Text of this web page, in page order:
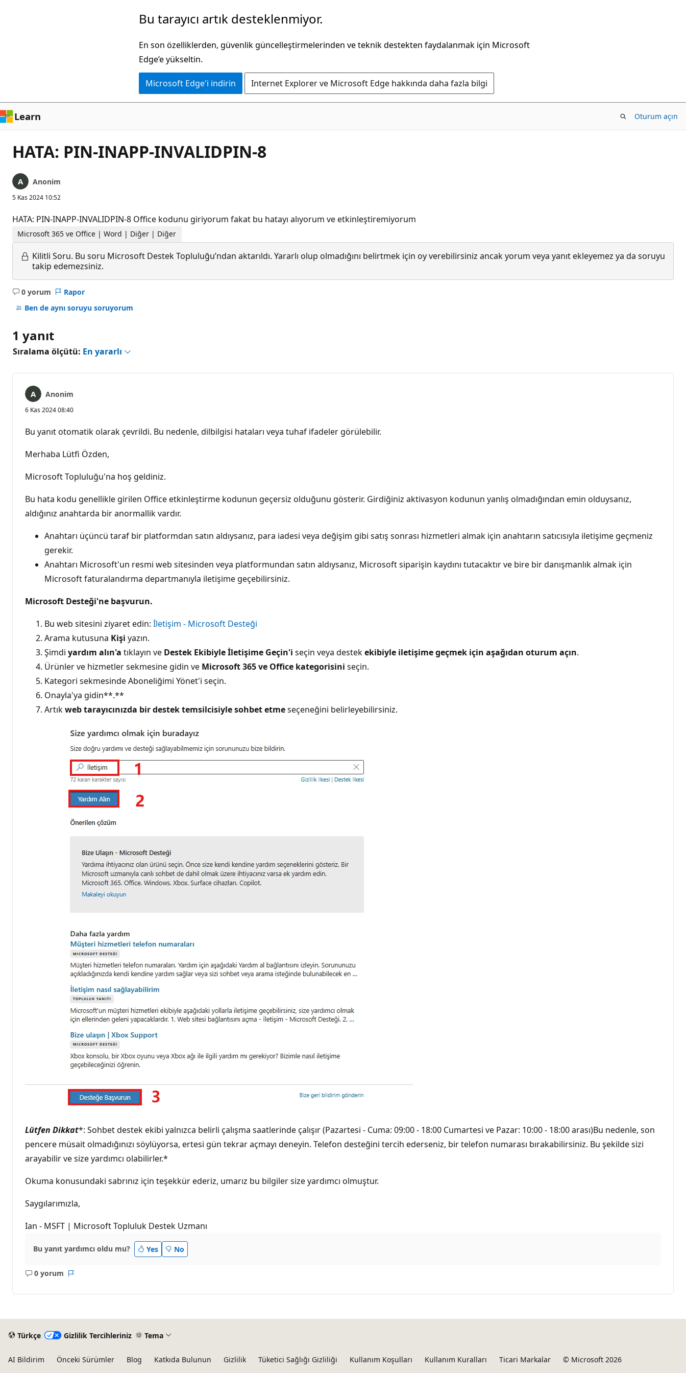
Bu tarayıcı artık desteklenmiyor.
En son özelliklerden, güvenlik güncelleştirmelerinden ve teknik destekten faydalanmak için Microsoft
Edge’e yükseltin.
Microsoft Edge'i indirin Internet Explorer ve Microsoft Edge hakkında daha fazla bilgi
Learn Oturum açın
HATA: PIN-INAPP-INVALIDPIN-8
Anonim
5 Kas 2024 10:52
HATA: PIN-INAPP-INVALIDPIN-8 Office kodunu giriyorum fakat bu hatayı alıyorum ve etkinleştiremiyorum
Microsoft 365 ve Office | Word | Diğer | Diğer
Kilitli Soru. Bu soru Microsoft Destek Topluluğu’ndan aktarıldı. Yararlı olup olmadığını belirtmek için oy verebilirsiniz ancak yorum veya yanıt ekleyemez ya da soruyu
takip edemezsiniz.
0 yorum
Açıklama
yok
Rapor
Ben de aynı soruyu soruyorum
1 yanıt
Sıralama ölçütü: En yararlı
Anonim
6 Kas 2024 08:40
Bu yanıt otomatik olarak çevrildi. Bu nedenle, dilbilgisi hataları veya tuhaf ifadeler görülebilir.
Merhaba Lütfi Özden,
Microsoft Topluluğu'na hoş geldiniz.
Bu hata kodu genellikle girilen Office etkinleştirme kodunun geçersiz olduğunu gösterir. Girdiğiniz aktivasyon kodunun yanlış olmadığından emin olduysanız,
aldığınız anahtarda bir anormallik vardır.
Anahtarı üçüncü taraf bir platformdan satın aldıysanız, para iadesi veya değişim gibi satış sonrası hizmetleri almak için anahtarın satıcısıyla iletişime geçmeniz
gerekir.
Anahtarı Microsoft'un resmi web sitesinden veya platformundan satın aldıysanız, Microsoft siparişin kaydını tutacaktır ve bire bir danışmanlık almak için
Microsoft faturalandırma departmanıyla iletişime geçebilirsiniz.
Microsoft Desteği'ne başvurun.
Bu web sitesini ziyaret edin: İletişim - Microsoft Desteği
Arama kutusuna Kişi yazın.
Şimdi yardım alın'a tıklayın ve Destek Ekibiyle İletişime Geçin'i seçin veya destekekibiyle iletişime geçmek için aşağıdan oturum açın.
Ürünler ve hizmetler sekmesine gidin ve Microsoft 365 ve Office kategorisini seçin.
Kategori sekmesinde Aboneliğimi Yönet'i seçin.
Onayla'ya gidin**.**
Artıkweb tarayıcınızda bir destek temsilcisiyle sohbet etmeseçeneğini belirleyebilirsiniz.
Lütfen Dikkat*: Sohbet destek ekibi yalnızca belirli çalışma saatlerinde çalışır (Pazartesi - Cuma: 09:00 - 18:00 Cumartesi ve Pazar: 10:00 - 18:00 arası)Bu nedenle, son
pencere müsait olmadığınızı söylüyorsa, ertesi gün tekrar açmayı deneyin. Telefon desteğini tercih ederseniz, bir telefon numarası bırakabilirsiniz. Bu şekilde sizi
arayabilir ve size yardımcı olabilirler.*
Okuma konusundaki sabrınız için teşekkür ederiz, umarız bu bilgiler size yardımcı olmuştur.
Saygılarımızla,
Ian - MSFT | Microsoft Topluluk Destek Uzmanı
Bu yanıt yardımcı oldu mu? Yes No
0 yorum
Açıklama
Türkçe Gizlilik Tercihleriniz Tema
AI Bildirim Önceki Sürümler Blog Katkıda Bulunun Gizlilik Tüketici Sağlığı Gizliliği Kullanım Koşulları Kullanım Kuralları Ticari Markalar © Microsoft 2026